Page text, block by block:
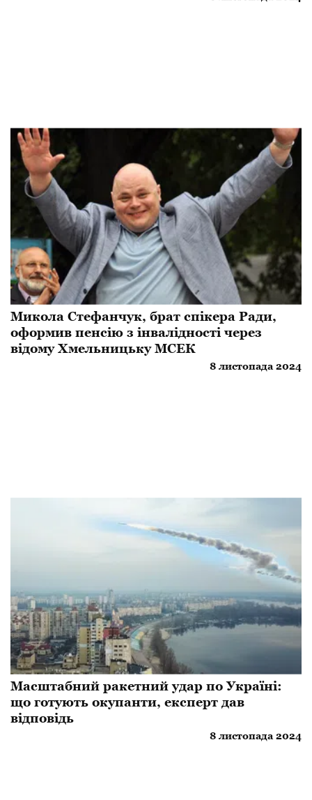
Микола Стефанчук, брат спікера Ради,
оформив пенсію з інвалідності через
відому Хмельницьку МСЕК
8 листопада 2024
Масштабний ракетний удар по Україні:
що готують окупанти, експерт дав
відповідь
8 листопада 2024